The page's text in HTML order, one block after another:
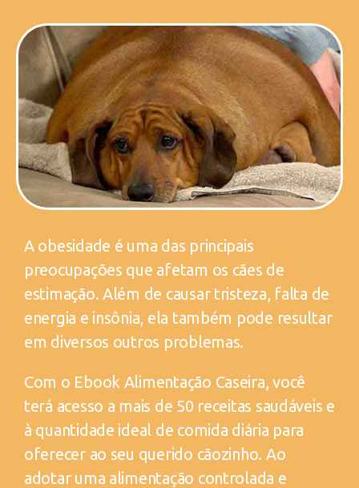
A obesidade é uma das principais
preocupações que afetam os cães de
estimação. Além de causar tristeza, falta de
energia e insônia, ela também pode resultar
em diversos outros problemas.
Com o Ebook Alimentação Caseira, você
terá acesso a mais de 50 receitas saudáveis e
à quantidade ideal de comida diária para
oferecer ao seu querido cãozinho. Ao
adotar uma alimentação controlada e